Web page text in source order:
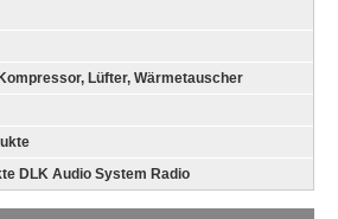
Lüfter, Wärmetauscher
DLK Audio System Radio